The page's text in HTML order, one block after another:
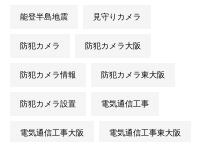
能登半島地震 見守りカメラ
防犯カメラ 防犯カメラ大阪
防犯カメラ情報 防犯カメラ東大阪
防犯カメラ設置 電気通信工事
電気通信工事大阪 電気通信工事東大阪